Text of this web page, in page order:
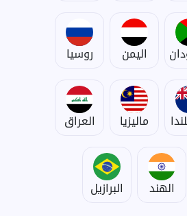
اليمن روسيا
ماليزيا العراق
الهند البرازيل